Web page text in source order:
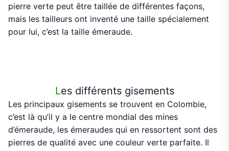
pierre verte peut être taillée de différentes façons,
mais les tailleurs ont inventé une taille spécialement
pour lui, c’est la taille émeraude.
Les différents gisements
Les principaux gisements se trouvent en Colombie,
c’est là qu’il y a le centre mondial des mines
d’émeraude, les émeraudes qui en ressortent sont des
pierres de qualité avec une couleur verte parfaite. Il